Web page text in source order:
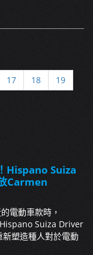
17 18
19
Hispano Suiza
Carmen
電動車款時，
Suiza Driver
塑造種人對於電動